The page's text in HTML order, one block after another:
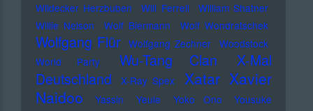
Wildecker Herzbuben Will Ferrell
William Shatner
Willie Nelson
Wolf Biermann Wolf Wondratschek
Wolfgang Flür Wolfgang Zechner
Woodstock
World Party
Wu-Tang Clan
X-Mal
Deutschland
X-Ray Spex Xatar Xavier
Naidoo
Yassin Yeule Yoko Ono
Yousuke